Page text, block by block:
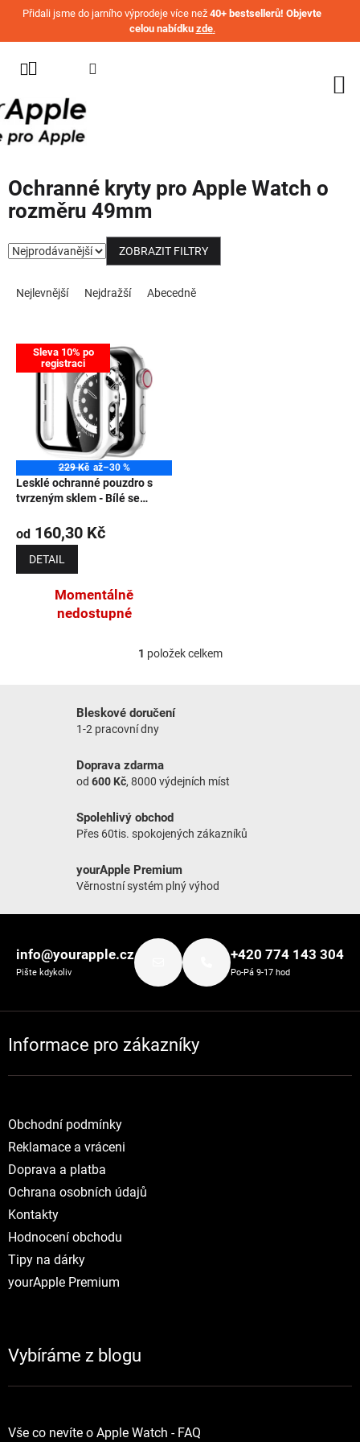
Přejít na obsah
Přidali jsme do jarního výprodeje více než 40+ bestsellerů! Objevte
celou nabídku zde.
IPHONE
MACBOOK
AIRPODS
AIRTAG
OSTATNÍ
ZNAČKY
AKČNÍ
ZBOŽÍ
NOVINKY
Ochranné kryty pro Apple Watch o
rozměru 49mm
ZOBRAZIT FILTRY
Nejlevnější Nejdražší Abecedně
Výpis produktů
Sleva 10% po
registraci
229 Kč až–30 %
Lesklé ochranné pouzdro s
tvrzeným sklem - Bílé se
od 160,30 Kč
DETAIL
Momentálně
nedostupné
Ovládací prvky výpisu
1 položek celkem
Bleskové doručení
1-2 pracovní dny
Doprava zdarma
od 600 Kč, 8000 výdejních míst
Spolehlivý obchod
Přes 60tis. spokojených zákazníků
yourApple Premium
Věrnostní systém plný výhod
info@yourapple.cz
Pište kdykoliv
+420 774 143 304
Po-Pá 9-17 hod
Informace pro zákazníky
Obchodní podmínky
Reklamace a vráceni
Doprava a platba
Ochrana osobních údajů
Kontakty
Hodnocení obchodu
Tipy na dárky
yourApple Premium
Vybíráme z blogu
Vše co nevíte o Apple Watch - FAQ